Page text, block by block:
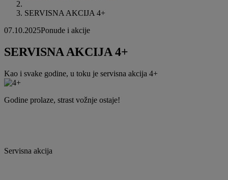
SERVISNA AKCIJA 4+
07.10.2025Ponude i akcije
SERVISNA AKCIJA 4+
Kao i svake godine, u toku je servisna akcija 4+
Godine prolaze, strast vožnje ostaje!
Servisna akcija